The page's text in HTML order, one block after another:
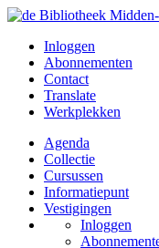
Inloggen
Abonnementen
Contact
Translate
Werkplekken
Agenda
Collectie
Cursussen
Informatiepunt
Vestigingen
Inloggen